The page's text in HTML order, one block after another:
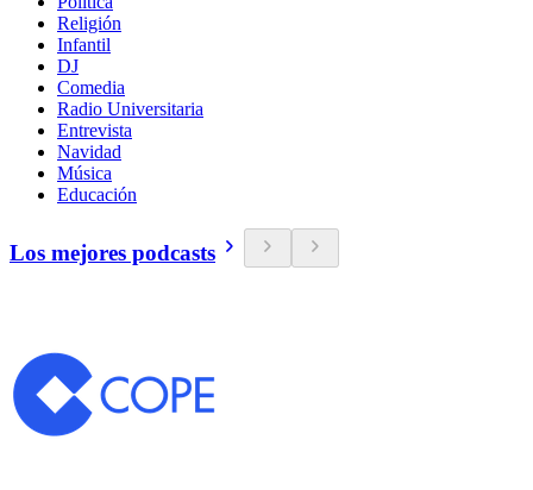
Religión
Infantil
DJ
Comedia
Radio Universitaria
Entrevista
Navidad
Música
Educación
Los mejores podcasts